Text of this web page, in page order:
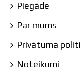
Piegāde
Par mums
Privātuma
Noteikumi